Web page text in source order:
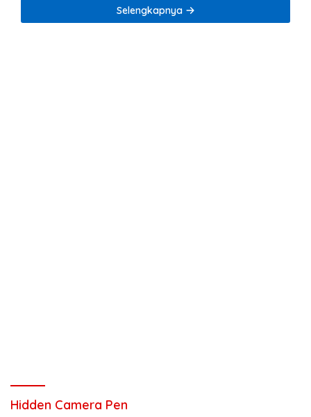
Selengkapnya
Hidden Camera Pen